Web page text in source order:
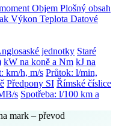
Objem Plošný obsah
Výkon Teplota Datové
jednotky Staré
kW na koně a Nm kJ na
km/h, m/s Průtok: l/min,
Předpony SI Římské číslice
s Spotřeba: l/100 km a
mark – převod